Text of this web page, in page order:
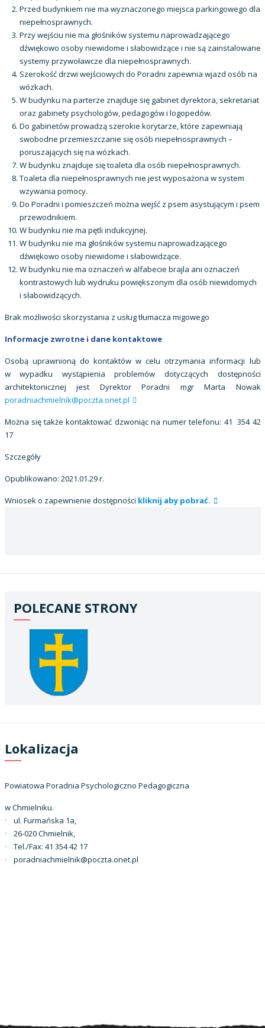
Przed budynkiem nie ma wyznaczonego miejsca parkingowego dla
niepełnosprawnych.
Przy wejściu nie ma głośników systemu naprowadzającego
dźwiękowo osoby niewidome i słabowidzące i nie są zainstalowane
systemy przywoławcze dla niepełnosprawnych.
Szerokość drzwi wejściowych do Poradni zapewnia wjazd osób na
wózkach.
W budynku na parterze znajduje się gabinet dyrektora, sekretariat
oraz gabinety psychologów, pedagogów i logopedów.
Do gabinetów prowadzą szerokie korytarze, które zapewniają
swobodne przemieszczanie się osób niepełnosprawnych –
poruszających się na wózkach.
W budynku znajduje się toaleta dla osób niepełnosprawnych.
Toaleta dla niepełnosprawnych nie jest wyposażona w system
wzywania pomocy.
Do Poradni i pomieszczeń można wejść z psem asystującym i psem
przewodnikiem.
W budynku nie ma pętli indukcyjnej.
W budynku nie ma głośników systemu naprowadzającego
dźwiękowo osoby niewidome i słabowidzące.
W budynku nie ma oznaczeń w alfabecie brajla ani oznaczeń
kontrastowych lub wydruku powiększonym dla osób niewidomych
i słabowidzących.
Brak możliwości skorzystania z usług tłumacza migowego
Informacje zwrotne i dane kontaktowe
Osobą uprawnioną do kontaktów w celu otrzymania informacji lub
w wypadku wystąpienia problemów dotyczących dostępności
architektonicznej jest Dyrektor Poradni mgr Marta Nowak
poradniachmielnik@poczta.onet.pl
Można się także kontaktować dzwoniąc na numer telefonu: 41 354 42
17
Szczegóły
Opublikowano: 2021.01.29 r.
Wniosek o zapewnienie dostępności kliknij aby pobrać.
POLECANE STRONY
Lokalizacja
Powiatowa Poradnia Psychologiczno Pedagogiczna
w Chmielniku.
ul. Furmańska 1a,
26-020 Chmielnik,
Tel./Fax: 41 354 42 17
poradniachmielnik@poczta.onet.pl